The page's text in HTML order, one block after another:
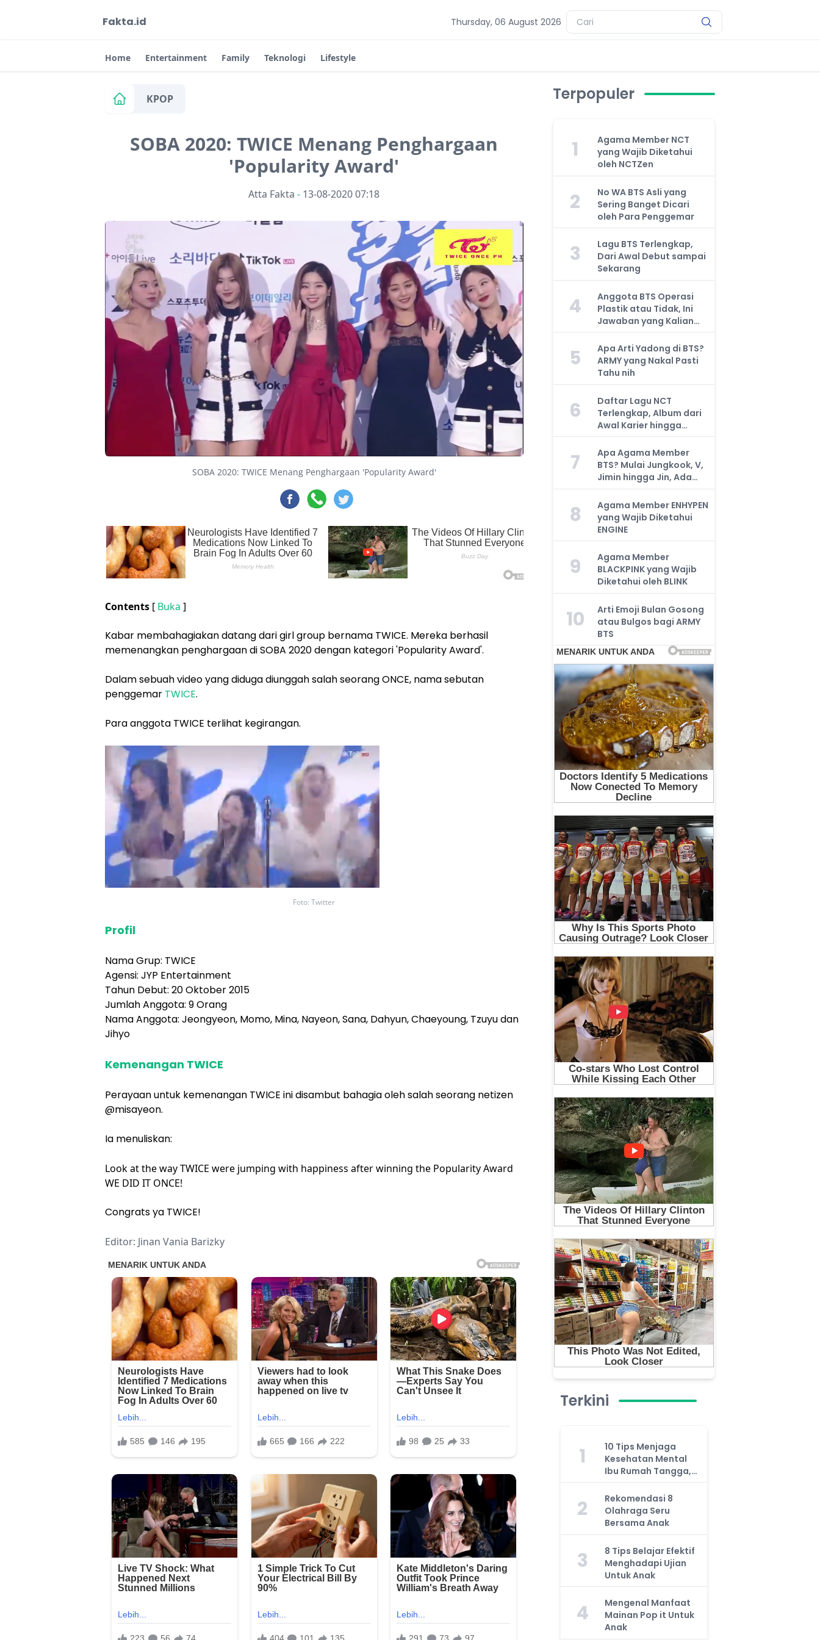
Fakta.id Thursday, 06 August 2026
Home Entertainment Family Teknologi Lifestyle
KPOP
SOBA 2020: TWICE Menang Penghargaan
'Popularity Award'
Atta Fakta - 13-08-2020 07:18
SOBA 2020: TWICE Menang Penghargaan 'Popularity Award'
Contents [ Buka ]
Kabar membahagiakan datang dari girl group bernama TWICE. Mereka berhasil
memenangkan penghargaan di SOBA 2020 dengan kategori 'Popularity Award'.
Dalam sebuah video yang diduga diunggah salah seorang ONCE, nama sebutan
penggemar TWICE.
Para anggota TWICE terlihat kegirangan.
Foto: Twitter
Profil
Nama Grup: TWICE
Agensi: JYP Entertainment
Tahun Debut: 20 Oktober 2015
Jumlah Anggota: 9 Orang
Nama Anggota: Jeongyeon, Momo, Mina, Nayeon, Sana, Dahyun, Chaeyoung, Tzuyu dan
Jihyo
Kemenangan TWICE
Perayaan untuk kemenangan TWICE ini disambut bahagia oleh salah seorang netizen
@misayeon.
Ia menuliskan:
Look at the way TWICE were jumping with happiness after winning the Popularity Award
WE DID IT ONCE!
Congrats ya TWICE!
Editor: Jinan Vania Barizky
Terpopuler
1
Agama Member NCT
yang Wajib Diketahui
oleh NCTZen
2
No WA BTS Asli yang
Sering Banget Dicari
oleh Para Penggemar
3
Lagu BTS Terlengkap,
Dari Awal Debut sampai
Sekarang
4
Anggota BTS Operasi
Plastik atau Tidak, Ini
Jawaban yang Kalian
Cari
5
Apa Arti Yadong di BTS?
ARMY yang Nakal Pasti
Tahu nih
6
Daftar Lagu NCT
Terlengkap, Album dari
Awal Karier hingga
Sekarang
7
Apa Agama Member
BTS? Mulai Jungkook, V,
Jimin hingga Jin, Ada
yang Atheis
8
Agama Member ENHYPEN
yang Wajib Diketahui
ENGINE
9
Agama Member
BLACKPINK yang Wajib
Diketahui oleh BLINK
10
Arti Emoji Bulan Gosong
atau Bulgos bagi ARMY
BTS
Terkini
1
10 Tips Menjaga
Kesehatan Mental
Ibu Rumah Tangga,
Jangan Anggap
Remeh!
2
Rekomendasi 8
Olahraga Seru
Bersama Anak
3
8 Tips Belajar Efektif
Menghadapi Ujian
Untuk Anak
4
Mengenal Manfaat
Mainan Pop it Untuk
Anak